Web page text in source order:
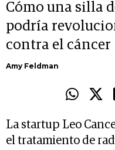
Cómo una silla
podría
contra el cáncer
Amy Feldman
La startup Leo
el tratamiento de